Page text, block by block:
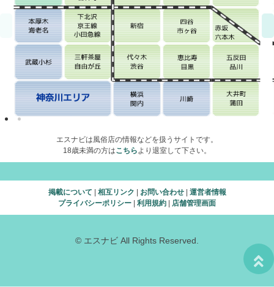
エスナビは風俗店の情報などを扱うサイトです。
18歳未満の方はこちらより退室して下さい。
掲載について 相互リンク お問い合わせ| 運営者情報
プライバシーポリシー
利用規約 店舗管理画面
© エスナビ All Rights Reserved.